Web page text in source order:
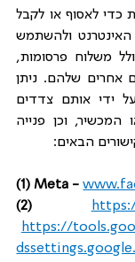
להשתמש בקוקיות או טכנולוגיות דומות אחרות כדי לאסוף או לקבל
מידע מהאתר שלנו וממקומות אחרים ברשת האינטרנט ולהשתמש
בהתאם למדיניות הפרטיות שלהם או לתנאים אחרים שלהם. ניתן
הבאים:
(1) Meta -
(2)
https://